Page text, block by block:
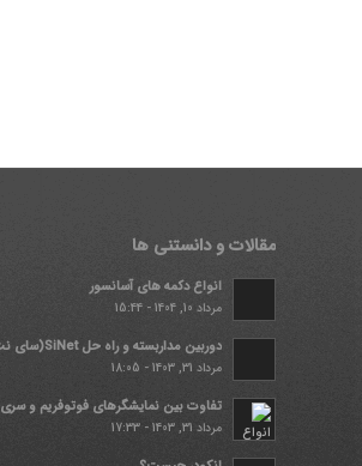
مقالات و دانستنی ها
انواع دکمه های آسانسور
مرداد 10, 1404 - 15:44
دوربین مداربسته و راه حل SiNet(سای نت)
مرداد 31, 1403 - 18:05
تفاوت بین نمایشگرهای فوتوفریم و سری P
مرداد 31, 1403 - 17:33